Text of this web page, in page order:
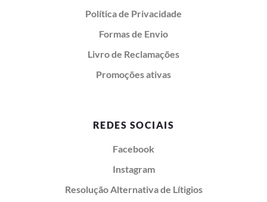
Política de Privacidade
Formas de Envio
Livro de Reclamações
Promoções ativas
REDES SOCIAIS
Facebook
Instagram
Resolução Alternativa de Lítigios